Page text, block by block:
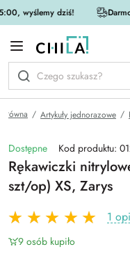
wyślemy dziś!
Główna Artykuły jednorazowe
Dostępne Kod produktu:
Rękawiczki
szt/op) XS, Zarys
1
9 osób kupiło